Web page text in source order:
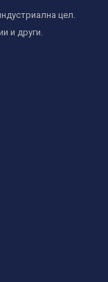
цел.
и други.